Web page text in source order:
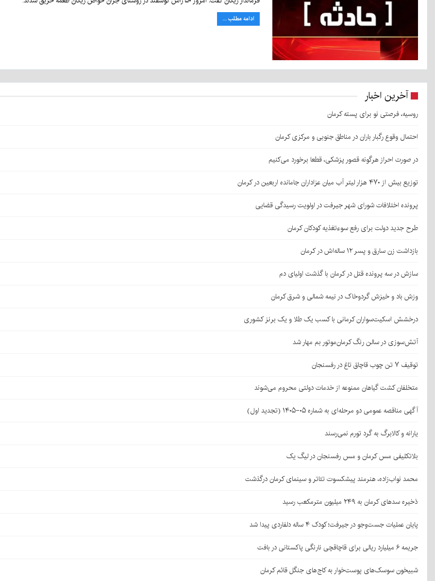
ادامه مطلب ...
آخرین اخبار
روسیه، فرصتی نو برای پسته کرمان
احتمال وقوع رگبار باران در مناطق جنوبی و مرکزی کرمان
در صورت احراز هرگونه قصور پزشکی، قطعا برخورد می‌کنیم
توزیع بیش از ۴۷۰ هزار لیتر آب میان عزاداران جامانده اربعین در کرمان
پرونده اختلافات شورای شهر جیرفت در اولویت رسیدگی قضایی
طرح جدید دولت برای رفع سوءتغذیه کودکان کرمان
بازداشت زن سارق و پسر ۱۲ ساله‌اش در کرمان
سازش در سه پرونده قتل در کرمان با گذشت اولیای دم
وزش باد و خیزش گردوخاک در نیمه شمالی و شرق کرمان
درخشش اسکیت‌سواران کرمانی با کسب یک طلا و یک برنز کشوری
آتش‌سوزی در سالن رنگ کرمان‌موتور بم مهار شد
توقیف ۷ تن چوب قاچاق تاغ در رفسنجان
متخلفان کشت گیاهان ممنوعه از خدمات دولتی محروم می‌شوند
آگهی مناقصه عمومی دو مرحله‌ای به شماره ۰۵-۱۴۰۵ (تجدید اول)
یارانه و کالابرگ به گرد تورم نمی‌رسند
بلاتکلیفی مس کرمان و مس رفسنجان در لیگ یک
محمد نواب‌زاده، هنرمند پیشکسوت تئاتر و سینمای کرمان درگذشت
ذخیره سدهای کرمان به ۲۴۹ میلیون مترمکعب رسید
پایان عملیات جست‌وجو در جیرفت؛ کودک ۴ ساله دلفاردی پیدا شد
جریمه ۶ میلیارد ریالی برای قاچاقچی نارنگی پاکستانی در بافت
شبیخون سوسک‌های پوست‌خوار به کاج‌های جنگل قائم کرمان